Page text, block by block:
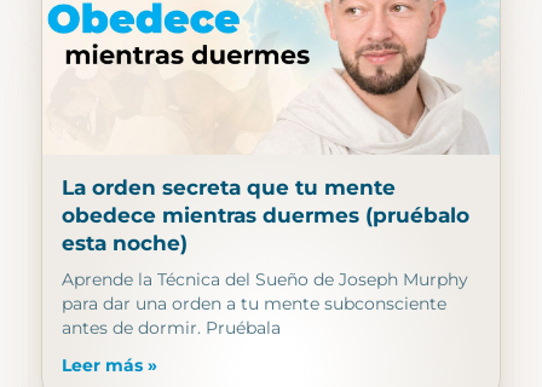
La orden secreta que tu mente
obedece mientras duermes (pruébalo
esta noche)
Aprende la Técnica del Sueño de Joseph Murphy
para dar una orden a tu mente subconsciente
antes de dormir. Pruébala
Leer más »